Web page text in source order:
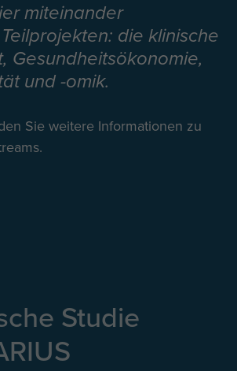
miteinander
dieklinische
Gesundheitsökonomie,
und-omik.
Sie weitere Informationen zu
Studie